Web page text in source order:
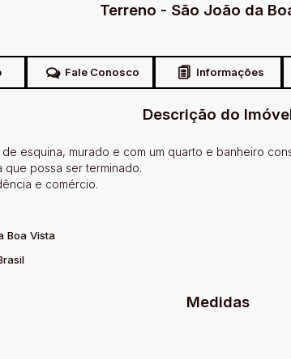
Terreno - São João da
Fale Conosco Informações
Descrição do
esquina, murado e com um quarto e banheiro
que possa ser terminado.
e comércio.
Boa Vista
Medidas